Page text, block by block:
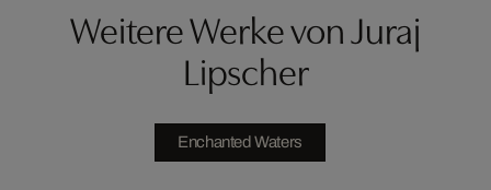
Weitere Werke von Juraj
Lipscher
Enchanted Waters